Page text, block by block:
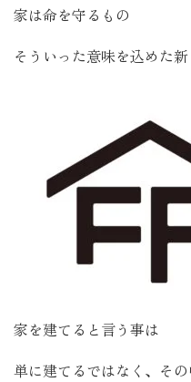
家は命を守るもの
そういった意味を込めた
家を建てると言う事は
単に建てるではなく、そ